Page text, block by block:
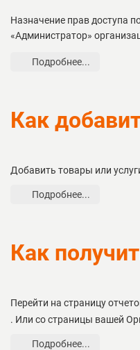
Назначение прав доступа
«Администратор»
Подробнее...
Как
Добавить товары или
Подробнее...
Как
Перейти на страницу
. Или со страницы вашей
Подробнее...